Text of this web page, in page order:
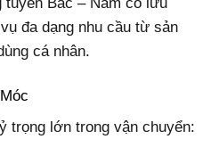
Bắc – Nam có lưu
đa dạng nhu cầu từ sản
cá nhân.
trọng lớn trong vận chuyển: